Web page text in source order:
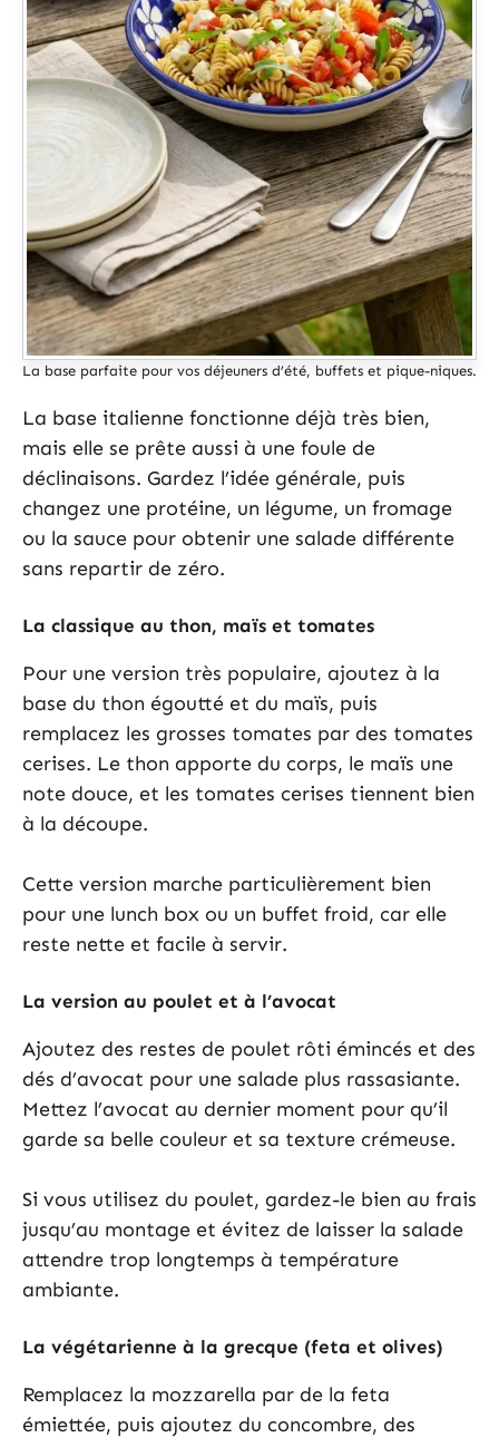
La base parfaite pour vos déjeuners d’été, buffets et pique-niques.
La base italienne fonctionne déjà très bien,
mais elle se prête aussi à une foule de
déclinaisons. Gardez l’idée générale, puis
changez une protéine, un légume, un fromage
ou la sauce pour obtenir une salade différente
sans repartir de zéro.
La classique au thon, maïs et tomates
Pour une version très populaire, ajoutez à la
base du thon égoutté et du maïs, puis
remplacez les grosses tomates par des tomates
cerises. Le thon apporte du corps, le maïs une
note douce, et les tomates cerises tiennent bien
à la découpe.
Cette version marche particulièrement bien
pour une lunch box ou un buffet froid, car elle
reste nette et facile à servir.
La version au poulet et à l’avocat
Ajoutez des restes de poulet rôti émincés et des
dés d’avocat pour une salade plus rassasiante.
Mettez l’avocat au dernier moment pour qu’il
garde sa belle couleur et sa texture crémeuse.
Si vous utilisez du poulet, gardez-le bien au frais
jusqu’au montage et évitez de laisser la salade
attendre trop longtemps à température
ambiante.
La végétarienne à la grecque (feta et olives)
Remplacez la mozzarella par de la feta
émiettée, puis ajoutez du concombre, des